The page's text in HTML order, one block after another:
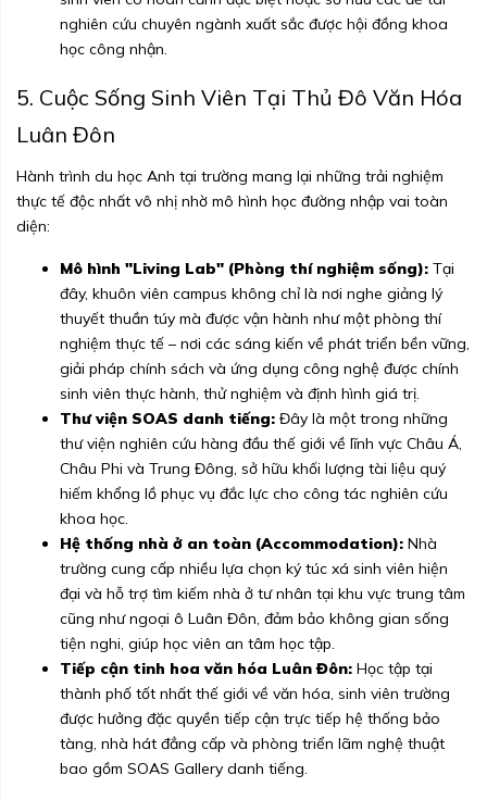
nghiên cứu chuyên ngành xuất sắc được hội đồng khoa
học công nhận.
5. Cuộc Sống Sinh Viên Tại Thủ Đô Văn Hóa
Luân Đôn
Hành trình du học Anh tại trường mang lại những trải nghiệm
thực tế độc nhất vô nhị nhờ mô hình học đường nhập vai toàn
diện:
Mô hình "Living Lab" (Phòng thí nghiệm sống): Tại
đây, khuôn viên campus không chỉ là nơi nghe giảng lý
thuyết thuần túy mà được vận hành như một phòng thí
nghiệm thực tế – nơi các sáng kiến về phát triển bền vững,
giải pháp chính sách và ứng dụng công nghệ được chính
sinh viên thực hành, thử nghiệm và định hình giá trị.
Thư viện SOAS danh tiếng: Đây là một trong những
thư viện nghiên cứu hàng đầu thế giới về lĩnh vực Châu Á,
Châu Phi và Trung Đông, sở hữu khối lượng tài liệu quý
hiếm khổng lồ phục vụ đắc lực cho công tác nghiên cứu
khoa học.
Hệ thống nhà ở an toàn (Accommodation): Nhà
trường cung cấp nhiều lựa chọn ký túc xá sinh viên hiện
đại và hỗ trợ tìm kiếm nhà ở tư nhân tại khu vực trung tâm
cũng như ngoại ô Luân Đôn, đảm bảo không gian sống
tiện nghi, giúp học viên an tâm học tập.
Tiếp cận tinh hoa văn hóa Luân Đôn: Học tập tại
thành phố tốt nhất thế giới về văn hóa, sinh viên trường
được hưởng đặc quyền tiếp cận trực tiếp hệ thống bảo
tàng, nhà hát đẳng cấp và phòng triển lãm nghệ thuật
bao gồm SOAS Gallery danh tiếng.